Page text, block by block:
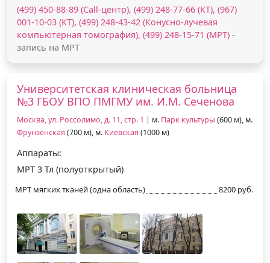
(499) 450-88-89 (Call-центр), (499) 248-77-66 (КТ), (967)
001-10-03 (КТ), (499) 248-43-42 (Конусно-лучевая
компьютерная томография), (499) 248-15-71 (МРТ) -
запись на МРТ
Университетская клиническая больница
№3 ГБОУ ВПО ПМГМУ им. И.М. Сеченова
Москва, ул. Россолимо, д. 11, стр. 1 | м. Парк культуры (600 м), м.
Фрунзенская (700 м), м. Киевская (1000 м)
Аппараты:
МРТ 3 Тл (полуоткрытый)
МРТ мягких тканей (одна область) 8200 руб.